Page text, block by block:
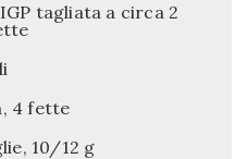
tagliata a circa 2
4 fette
10/12 g